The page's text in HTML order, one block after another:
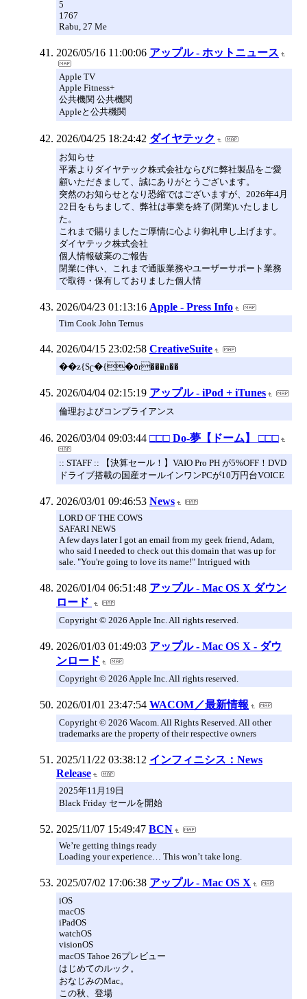
5
1767
Rabu, 27 Me
2026/05/16 11:00:06 アップル - ホットニュース
Apple TV
Apple Fitness+
公共機関 公共機関
Appleと公共機関
2026/04/25 18:24:42 ダイヤテック
お知らせ
平素よりダイヤテック株式会社ならびに弊社製品をご愛
顧いただきまして、誠にありがとうございます。
突然のお知らせとなり恐縮ではございますが、2026年4月
22日をもちまして、弊社は事業を終了(閉業)いたしまし
た。
これまで賜りましたご厚情に心より御礼申し上げます。
ダイヤテック株式会社
個人情報破棄のご報告
閉業に伴い、これまで通販業務やユーザーサポート業務
で取得・保有しておりました個人情
2026/04/23 01:13:16 Apple - Press Info
Tim Cook John Ternus
2026/04/15 23:02:58 CreativeSuite
��z{Sʗ�{�٥r���n��
2026/04/04 02:15:19 アップル - iPod + iTunes
倫理およびコンプライアンス
2026/03/04 09:03:44 □□□ Do-夢【ドーム】 □□□
:: STAFF :: 【決算セール！】VAIO Pro PH が5%OFF！DVD
ドライブ搭載の国産オールインワンPCが10万円台VOICE
2026/03/01 09:46:53 News
LORD OF THE COWS
SAFARI NEWS
A few days later I got an email from my geek friend, Adam,
who said I needed to check out this domain that was up for
sale. "You're going to love its name!" Intrigued with
2026/01/04 06:51:48 アップル - Mac OS X ダウン
ロード
Copyright © 2026 Apple Inc. All rights reserved.
2026/01/03 01:49:03 アップル - Mac OS X - ダウ
ンロード
Copyright © 2026 Apple Inc. All rights reserved.
2026/01/01 23:47:54 WACOM／最新情報
Copyright © 2026 Wacom. All Rights Reserved. All other
trademarks are the property of their respective owners
2025/11/22 03:38:12 インフィニシス：News
Release
2025年11月19日
Black Friday セールを開始
2025/11/07 15:49:47 BCN
We’re getting things ready
Loading your experience… This won’t take long.
2025/07/02 17:06:38 アップル - Mac OS X
iOS
macOS
iPadOS
watchOS
visionOS
macOS Tahoe 26プレビュー
はじめてのルック。
おなじみのMac。
この秋、登場